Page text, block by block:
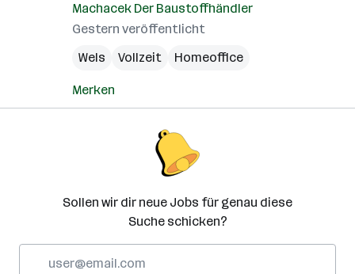
Machacek Der Baustoffhändler
Gestern veröffentlicht
Wels
Vollzeit Homeoffice
Merken
Sollen wir dir neue Jobs für genau diese
Suche schicken?